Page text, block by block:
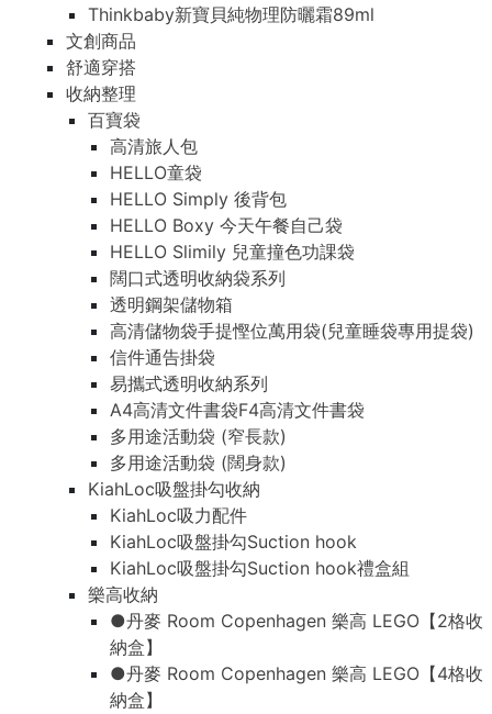
Thinkbaby新寶貝純物理防曬霜89ml
文創商品
舒適穿搭
收納整理
百寶袋
高清旅人包
HELLO童袋
HELLO Simply 後背包
HELLO Boxy 今天午餐自己袋
HELLO Slimily 兒童撞色功課袋
闊口式透明收納袋系列
透明鋼架儲物箱
高清儲物袋手提慳位萬用袋(兒童睡袋專用提袋)
信件通告掛袋
易攜式透明收納系列
A4高清文件書袋F4高清文件書袋
多用途活動袋 (窄長款)
多用途活動袋 (闊身款)
KiahLoc吸盤掛勾收納
KiahLoc吸力配件
KiahLoc吸盤掛勾Suction hook
KiahLoc吸盤掛勾Suction hook禮盒組
樂高收納
●丹麥 Room Copenhagen 樂高 LEGO【2格收
納盒】
●丹麥 Room Copenhagen 樂高 LEGO【4格收
納盒】